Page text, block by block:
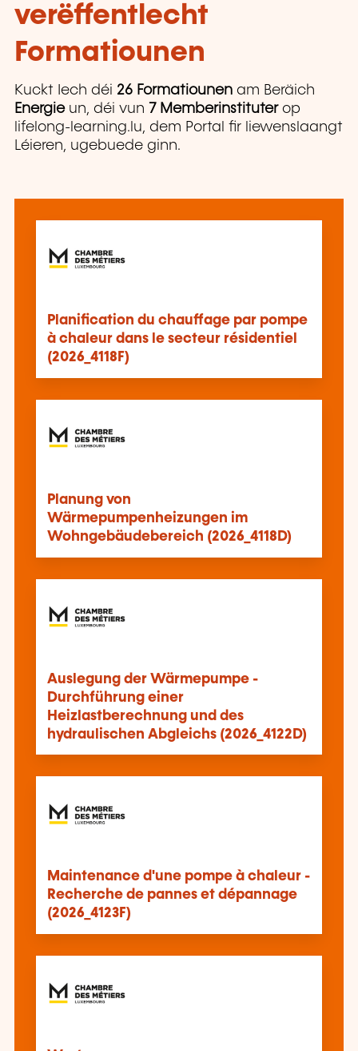
verëffentlecht
Formatiounen
Kuckt Iech déi 26 Formatiounen am Beräich
Energieun, déi vun 7 Memberinstituter op
lifelong-learning.lu, dem Portal fir liewenslaangt
Léieren, ugebuede ginn.
Planification du chauffage par pompe
à chaleur dans le secteur résidentiel
(2026_4118F)
Planung von
Wärmepumpenheizungen im
Wohngebäudebereich (2026_4118D)
Auslegung der Wärmepumpe -
Durchführung einer
Heizlastberechnung und des
hydraulischen Abgleichs (2026_4122D)
Maintenance d'une pompe à chaleur -
Recherche de pannes et dépannage
(2026_4123F)